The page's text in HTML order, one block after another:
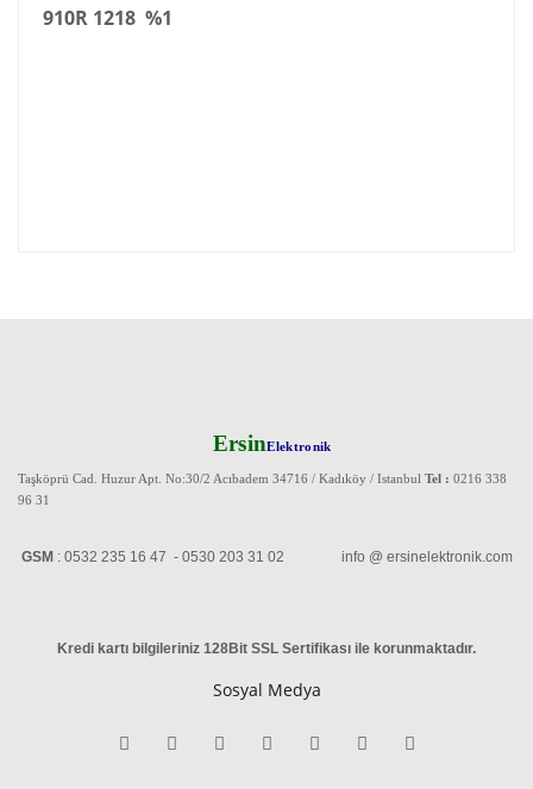
910R 1218 %1
ErsinElektronik
Taşköprü Cad. Huzur Apt. No:30/2 Acıbadem 34716 / Kadıköy / Istanbul Tel : 0216 338
96 31
GSM : 0532 235 16 47 - 0530 203 31 02 info @ ersinelektronik.com
Kredi kartı bilgileriniz 128Bit SSL Sertifikası ile korunmaktadır.
Sosyal Medya